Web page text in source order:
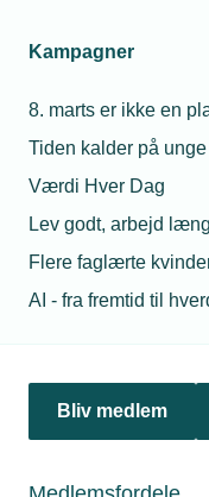
Kampagner
8. marts er ikke en
Tiden kalder på unge
Værdi Hver Dag
Lev godt, arbejd
Flere faglærte
AI - fra fremtid til
Bliv medlem